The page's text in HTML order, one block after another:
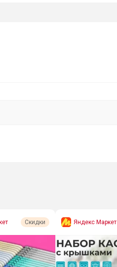
Скидки Яндекс Маркет